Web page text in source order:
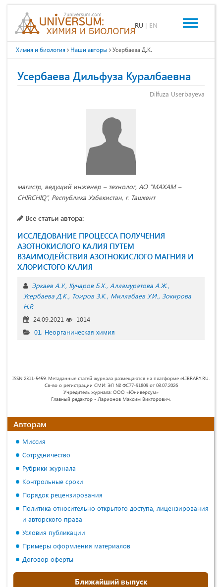
RU | EN
Химия и биология Наши авторы Усербаева Д.К.
Усербаева Дильфуза Куралбаевна
Dilfuza Userbayeva
магистр, ведущий инженер – технолог, АО “MAXAM –
CHIRCHIQ”, Республика Узбекистан, г. Ташкент
Все статьи автора:
ИССЛЕДОВАНИЕ ПРОЦЕССА ПОЛУЧЕНИЯ
АЗОТНОКИСЛОГО КАЛИЯ ПУТЕМ
ВЗАИМОДЕЙСТВИЯ АЗОТНОКИСЛОГО МАГНИЯ И
ХЛОРИСТОГО КАЛИЯ
Эркаев А.У. Кучаров Б.Х. Алламуратова А.Ж.
Усербаева Д.К.
Тоиров З.К. Миллабаев У.И. Зокирова
Н.Р.
24.09.2021
1014
01. Неорганическая химия
ISSN 2311-5459. Метаданные статей журнала размещаются на платформе eLIBRARY.RU.
Св-во о регистрации СМИ: ЭЛ № ФС77-91809 от 03.07.2026
Учредитель журнала: ООО «Юниверсум»
Главный редактор - Ларионов Максим Викторович.
Авторам
Миссия
Сотрудничество
Рубрики журнала
Контрольные сроки
Порядок рецензирования
Политика относительно открытого доступа, лицензирования
и авторского права
Условия публикации
Примеры оформления материалов
Договор оферты
Ближайший выпуск